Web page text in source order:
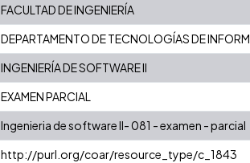
FACULTAD DE INGENIERÍA
DEPARTAMENTO DE TECNOLOGÍAS DE
INGENIERÍA DE SOFTWARE II
EXAMEN PARCIAL
Ingenieria de software II- 081 - examen - parcial
http://purl.org/coar/resource_type/c_1843